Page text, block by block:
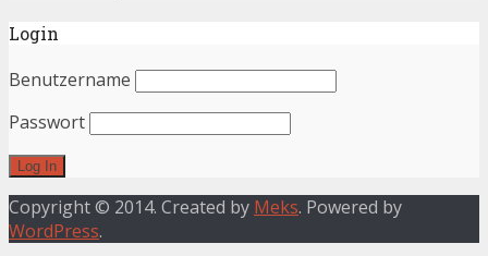
Login
Benutzername
Passwort
Copyright © 2014. Created by Meks. Powered by
WordPress.